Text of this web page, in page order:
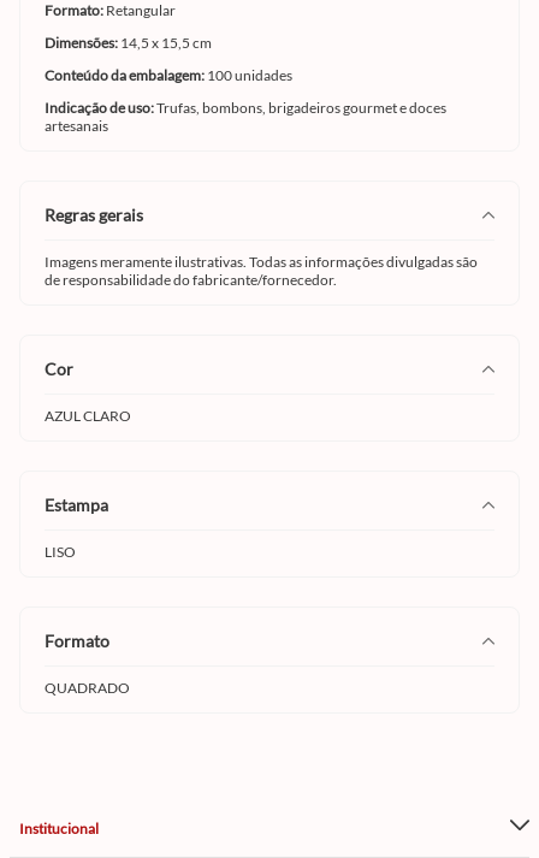
Formato: Retangular
Dimensões: 14,5 x 15,5 cm
Conteúdo da embalagem: 100 unidades
Indicação de uso:Trufas, bombons, brigadeiros gourmet e doces
artesanais
regras gerais
Imagens meramente ilustrativas. Todas as informações divulgadas são
de responsabilidade do fabricante/fornecedor.
cor
AZUL CLARO
estampa
LISO
formato
QUADRADO
Institucional